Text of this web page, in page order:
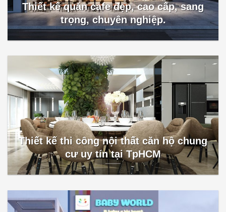
Thiết kế quán cafe đẹp, cao cấp, sang
trọng, chuyên nghiệp.
Thiết kế thi công nội thất căn hộ chung
cư uy tín tại TpHCM